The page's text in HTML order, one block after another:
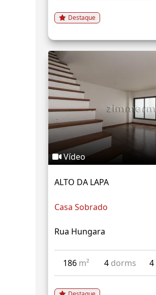
Destaque
Vídeo
ALTO DA LAPA
Casa Sobrado
Rua Hungara
186 m² 4 dorms 4